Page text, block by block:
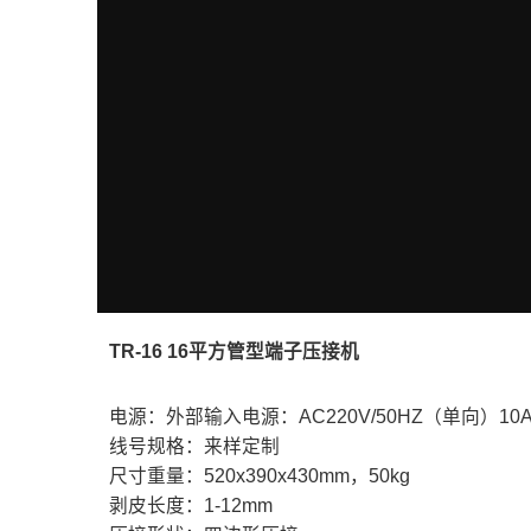
TR-16 16平方管型端子压接机
电源：外部输入电源：AC220V/50HZ（单向）
线号规格：来样定制
尺寸重量：520x390x430mm，50kg
剥皮长度：1-12mm